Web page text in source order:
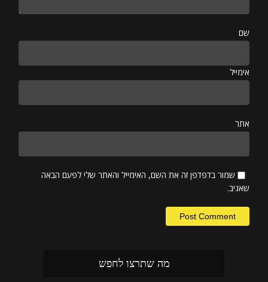
שם
אימייל
אתר
שמור בדפדפן זה את השם, האימייל והאתר שלי לפעם הבאה
שאגיב.
מה שתרצו לחפש